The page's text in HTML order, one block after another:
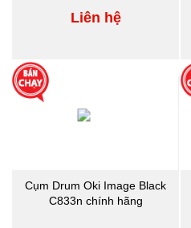
Liên hệ
Cụm Drum Oki Image Black
C833n chính hãng